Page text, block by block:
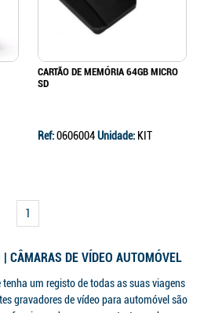
CARTÃO DE MEMÓRIA 64GB MICRO
SD
Ref:0606004Unidade: KIT
1
| CÂMARAS DE VÍDEO AUTOMÓVEL
um registo de todas as suas viagens
gravadores de vídeo para automóvel são
para o carrinho